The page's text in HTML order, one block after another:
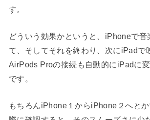
す。
どういう効果かというと、iPhoneで音
て、そしてそれを終わり、次にiPadで
AirPods Proの接続も自動的にiPadに
です。
もちろんiPhone１からiPhone２へと